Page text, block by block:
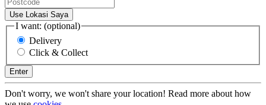
Use Lokasi Saya
I want: (optional)
Delivery
Click & Collect
Enter
Don't worry, we won't share your location! Read more about how